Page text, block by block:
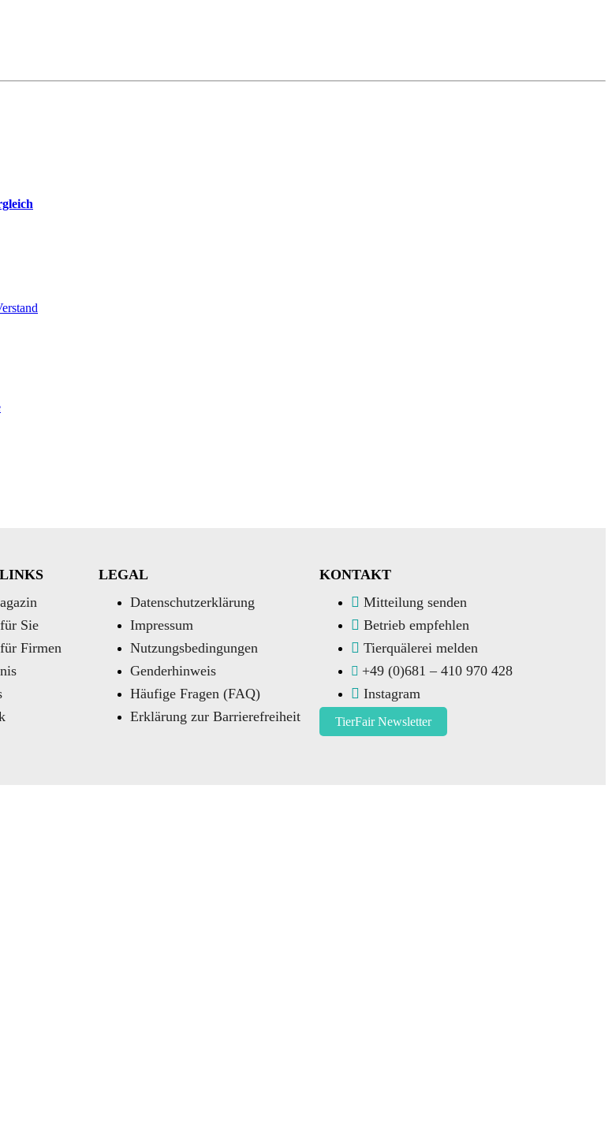
Sie
Firmen
LEGAL
Datenschutzerklärung
Impressum
Nutzungsbedingungen
Genderhinweis
Häufige Fragen (FAQ)
Erklärung zur Barrierefreiheit
KONTAKT
Mitteilung senden
Betrieb empfehlen
Tierquälerei melden
+49 (0)681 – 410 970 428
Instagram
TierFair Newsletter